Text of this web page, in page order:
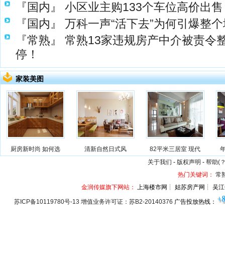
『国内』
小区业主购133个车位高价出
『国内』
万科一声“活下去”为何引爆整
『常熟』
常熟13家违规房产中介被责令
停！
家装美图
厨房新时尚 如何选 清新自然日式风 82平米三居室 现代
关于我们 - 版权声明 - 帮助(
热门关键词： 常
金润传媒旗下网站： 上海楼市网┊ 姑苏房产网┊ 吴
苏ICP备10119780号-13 增值业务许可证：苏B2-20140376 广告投放热线：